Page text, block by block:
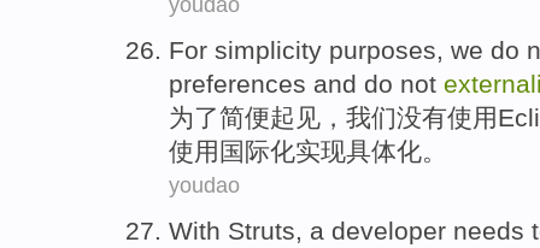
youdao
For simplicity purposes, we do
preferences and do not
为了简便起见， 我们没有使用
使用国际化实现具体化。
youdao
With Struts, a developer needs